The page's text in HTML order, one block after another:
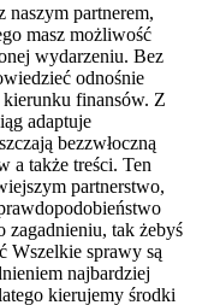
naszym partnerem,
masz możliwość
wydarzeniu. Bez
odnośnie
kierunku finansów. Z
adaptuje
bezzwłoczną
a także treści. Ten
partnerstwo,
zagadnieniu, tak żebyś
Wszelkie sprawy są
najbardziej
kierujemy środki